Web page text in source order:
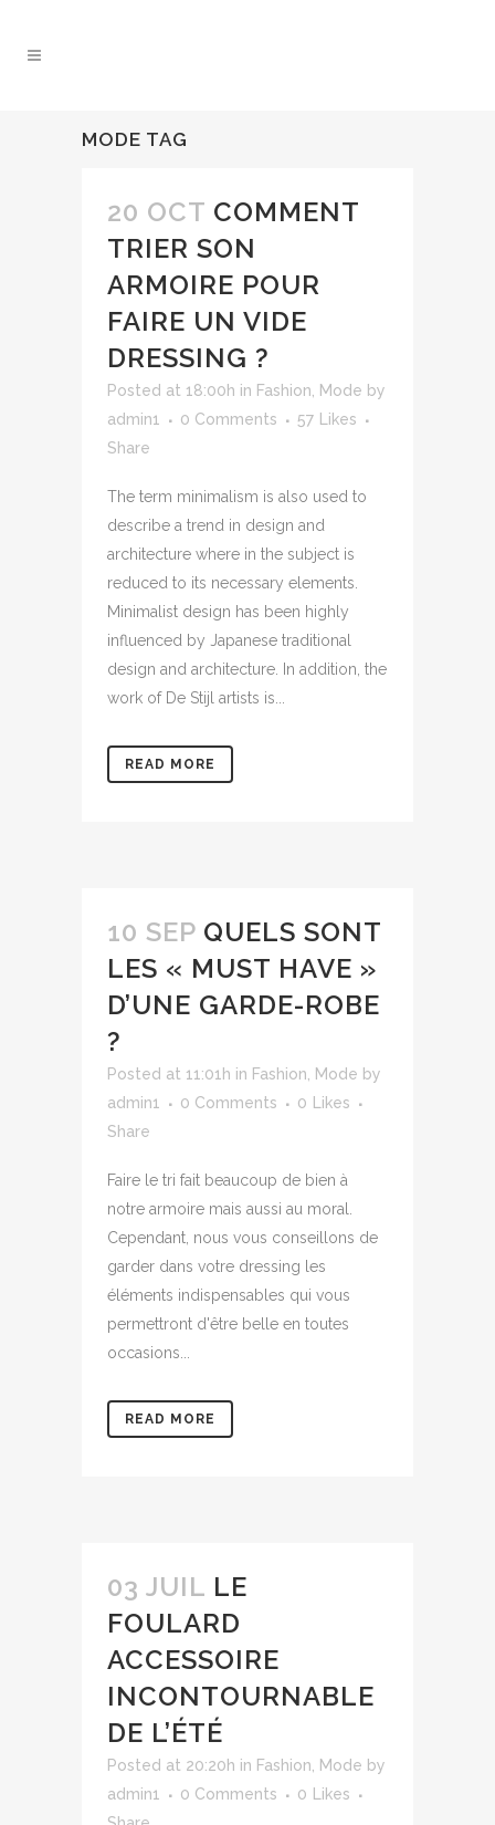
MODE TAG
20 OCT COMMENT
TRIER SON
ARMOIRE POUR
FAIRE UN VIDE
DRESSING ?
Posted at 18:00h in Fashion Mode by
admin1
0 Comments 57
Likes
Share
The term minimalism is also used to
describe a trend in design and
architecture where in the subject is
reduced to its necessary elements.
Minimalist design has been highly
influenced by Japanese traditional
design and architecture. In addition, the
work of De Stijl artists is...
READ MORE
10 SEP QUELS SONT
LES « MUST HAVE »
D’UNE GARDE-ROBE
?
Posted at 11:01h in Fashion Mode by
admin1
0 Comments 0
Likes
Share
Faire le tri fait beaucoup de bien à
notre armoire mais aussi au moral.
Cependant, nous vous conseillons de
garder dans votre dressing les
éléments indispensables qui vous
permettront d'être belle en toutes
occasions...
READ MORE
03 JUIL LE
FOULARD
ACCESSOIRE
INCONTOURNABLE
DE L’ÉTÉ
Posted at 20:20h in Fashion Mode by
admin1
0 Comments 0
Likes